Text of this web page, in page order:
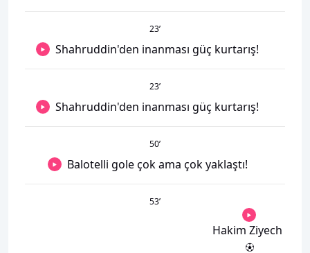
23’
Shahruddin'den inanması güç kurtarış!
23’
Shahruddin'den inanması güç kurtarış!
50’
Balotelli gole çok ama çok yaklaştı!
53’
Hakim Ziyech